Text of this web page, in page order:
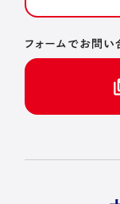
フォームでお問い